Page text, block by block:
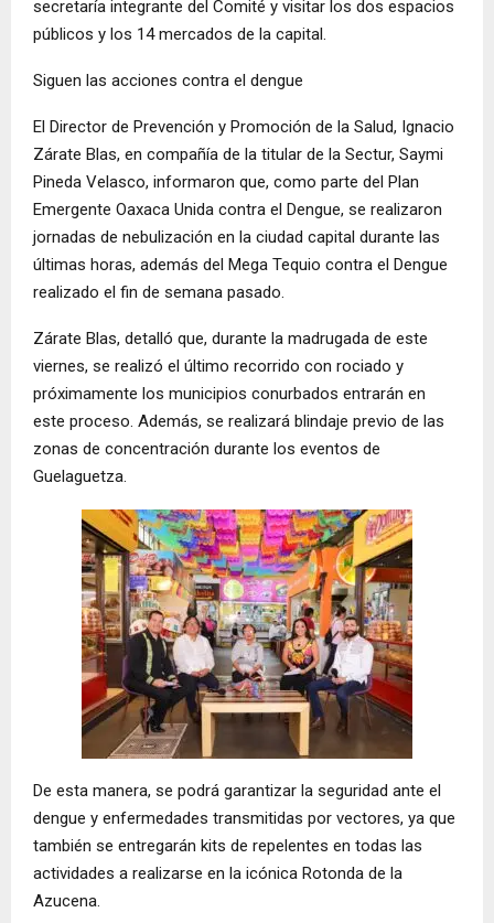
secretaría integrante del Comité y visitar los dos espacios
públicos y los 14 mercados de la capital.
Siguen las acciones contra el dengue
El Director de Prevención y Promoción de la Salud, Ignacio
Zárate Blas, en compañía de la titular de la Sectur, Saymi
Pineda Velasco, informaron que, como parte del Plan
Emergente Oaxaca Unida contra el Dengue, se realizaron
jornadas de nebulización en la ciudad capital durante las
últimas horas, además del Mega Tequio contra el Dengue
realizado el fin de semana pasado.
Zárate Blas, detalló que, durante la madrugada de este
viernes, se realizó el último recorrido con rociado y
próximamente los municipios conurbados entrarán en
este proceso. Además, se realizará blindaje previo de las
zonas de concentración durante los eventos de
Guelaguetza.
De esta manera, se podrá garantizar la seguridad ante el
dengue y enfermedades transmitidas por vectores, ya que
también se entregarán kits de repelentes en todas las
actividades a realizarse en la icónica Rotonda de la
Azucena.